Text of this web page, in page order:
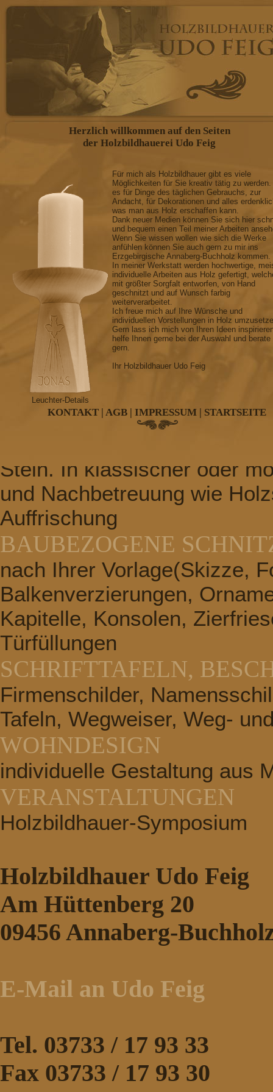
FIGÜRLICHE
individuelle Anfertigung
Engel, Bergmänner,
Figuren anderer Art als
GESCHNITZTE
mit oder ohne
anderer Art
RELIEFARBEITEN
Wappen, dekorativer
und anderen Mobiliar,
nach Ihren Wunsch
SAKRALE
Kreuz, Kruzifix, Krippen,
Konfirmationsleuchter,
GRABMALGESTALTUNG
Grabkreuze, Grabtafeln,
Stein. In klassischer oder
und Nachbetreuung wie
Auffrischung
BAUBEZOGENE
nach Ihrer Vorlage(Skizze,
Balkenverzierungen,
Kapitelle, Konsolen,
Türfüllungen
SCHRIFTTAFELN,
Firmenschilder,
Tafeln, Wegweiser, Weg-
WOHNDESIGN
individuelle Gestaltung aus
VERANSTALTUNGEN
Holzbildhauer-Symposium
Holzbildhauer Udo Feig
Am Hüttenberg 20
09456 Annaberg-
E-Mail an Udo Feig
Tel. 03733 / 17 93 33
Fax 03733 / 17 93 30
Herzlich willkommen auf den Seiten
der Holzbildhauerei Udo Feig
Leuchter-Details
Für mich als Holzbildhauer gibt es viele
Möglichkeiten für Sie kreativ tätig zu
es für Dinge des täglichen Gebrauchs, zur
Andacht, für Dekorationen und alles
was man aus Holz erschaffen kann.
Dank neuer Medien können Sie sich hier
und bequem einen Teil meiner Arbeiten
Wenn Sie wissen wollen wie sich die Werke
anfühlen können Sie auch gern zu mir ins
Erzgebirgische Annaberg-Buchholz kommen.
In meiner Werkstatt werden hochwertige,
individuelle Arbeiten aus Holz gefertigt,
mit größter Sorgfalt entworfen, von Hand
geschnitzt und auf Wunsch farbig
weiterverarbeitet.
Ich freue mich auf Ihre Wünsche und
individuellen Vorstellungen in Holz
Gern lass ich mich von Ihren Ideen
helfe Ihnen gerne bei der Auswahl und berate
gern.
Ihr Holzbildhauer Udo Feig
KONTAKT | AGB | IMPRESSUM | STARTSEITE